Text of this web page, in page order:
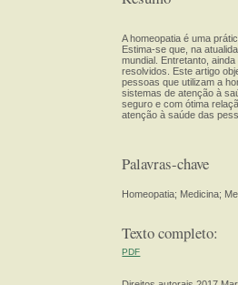
A homeopatia é uma
Estima-se que, na
mundial. Entretanto,
resolvidos. Este artigo
pessoas que utilizam a
sistemas de atenção à
seguro e com ótima
atenção à saúde das
Palavras-chave
Homeopatia; Medicina;
Texto completo:
PDF